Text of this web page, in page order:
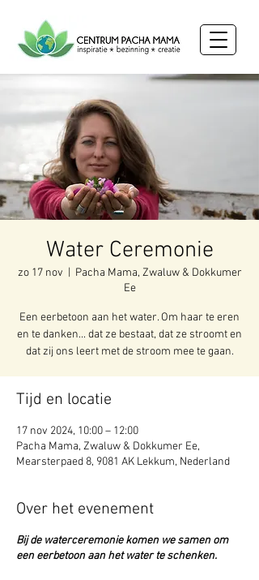
Water Ceremonie
zo 17 nov
Pacha Mama, Zwaluw & Dokkumer
Ee
Een eerbetoon aan het water. Om haar te eren
en te danken... dat ze bestaat, dat ze stroomt en
dat zij ons leert met de stroom mee te gaan.
Tijd en locatie
17 nov 2024, 10:00 – 12:00
Pacha Mama, Zwaluw & Dokkumer Ee,
Mearsterpaed 8, 9081 AK Lekkum, Nederland
Over het evenement
Bij de waterceremonie komen we samen om
een eerbetoon aan het water te schenken.